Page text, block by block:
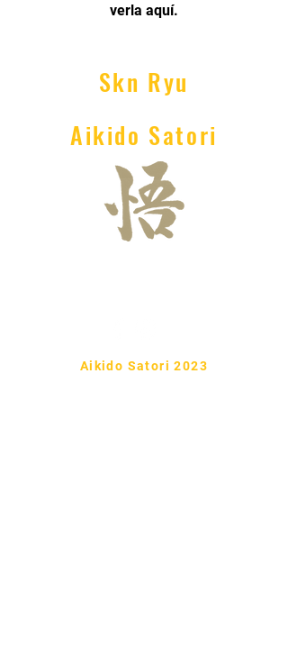
verla aquí.
Skn Ryu
Aikido Satori
Aikido Satori 2023